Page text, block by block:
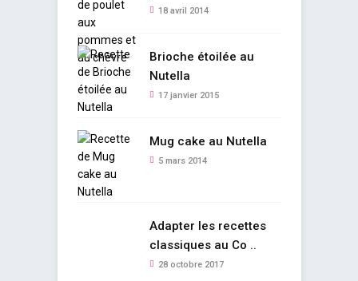
18 avril 2014
Brioche étoilée au
Nutella
17 janvier 2015
Mug cake au Nutella
5 mars 2014
Adapter les recettes
classiques au Co ..
28 octobre 2017